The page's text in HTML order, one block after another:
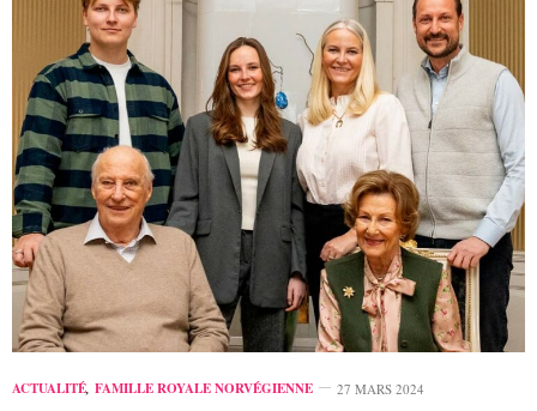
ACTUALITÉ, FAMILLE ROYALE NORVÉGIENNE 27 MARS 2024